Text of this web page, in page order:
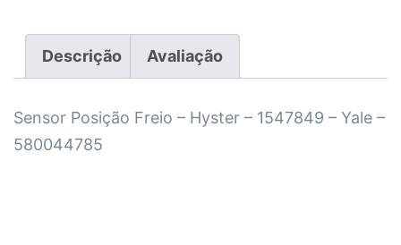
Descrição Avaliação
Sensor Posição Freio – Hyster – 1547849 – Yale –
580044785